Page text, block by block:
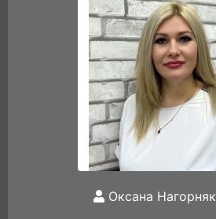
Оксана Нагорняк